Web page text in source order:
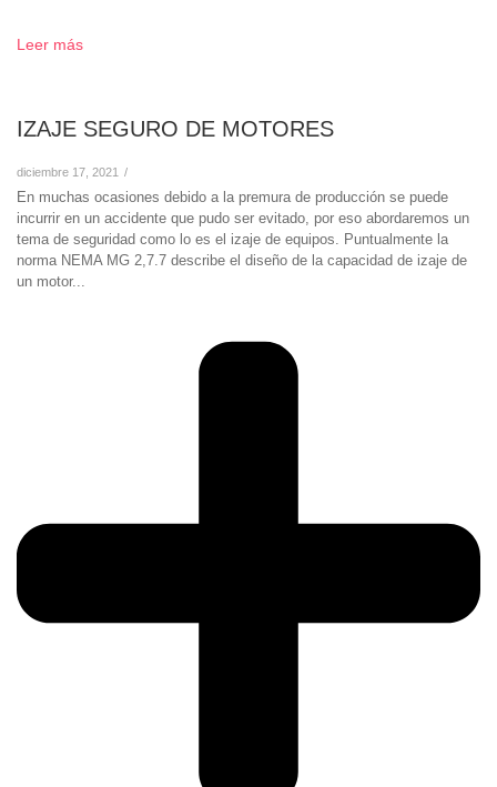
Leer más
IZAJE SEGURO DE MOTORES
diciembre 17, 2021 /
En muchas ocasiones debido a la premura de producción se puede
incurrir en un accidente que pudo ser evitado, por eso abordaremos un
tema de seguridad como lo es el izaje de equipos. Puntualmente la
norma NEMA MG 2,7.7 describe el diseño de la capacidad de izaje de
un motor...